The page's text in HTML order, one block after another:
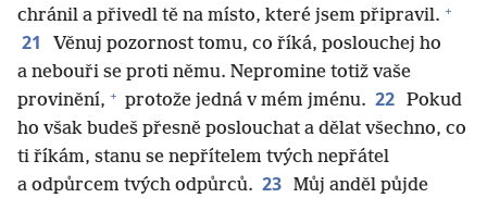
chránil a přivedl tě na místo, které jsem připravil. +
21
Věnuj pozornost tomu, co říká, poslouchej ho
a nebouři se proti němu. Nepromine totiž vaše
provinění, + protože jedná v mém jménu. 22 Pokud
ho však budeš přesně poslouchat a dělat všechno, co
ti říkám, stanu se nepřítelem tvých nepřátel
a odpůrcem tvých odpůrců. 23 Můj anděl půjde